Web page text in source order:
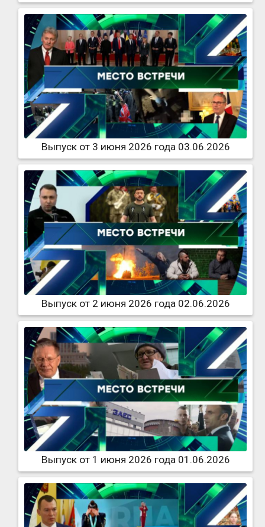
Выпуск от 3 июня 2026 года 03.06.2026
Выпуск от 2 июня 2026 года 02.06.2026
Выпуск от 1 июня 2026 года 01.06.2026